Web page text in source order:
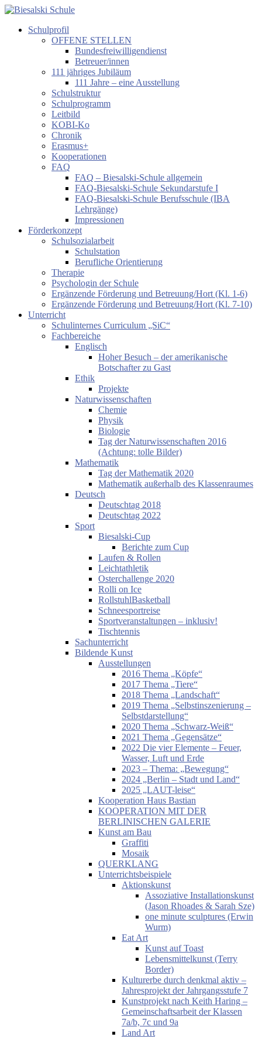
Zum
springen
Biesalski
Förderzentrum
körperliche
motorische
Entwicklung
Schulprofil
OFFENE STELLEN
Bundesfreiwilligendienst
Betreuer/innen
111 jähriges Jubiläum
111 Jahre – eine Ausstellung
Schulstruktur
Schulprogramm
Leitbild
KOBI-Ko
Chronik
Erasmus+
Kooperationen
FAQ
FAQ – Biesalski-Schule allgemein
FAQ-Biesalski-Schule Sekundarstufe I
FAQ-Biesalski-Schule Berufsschule (IBA
Lehrgänge)
Impressionen
Förderkonzept
Schulsozialarbeit
Schulstation
Berufliche Orientierung
Therapie
Psychologin der Schule
Ergänzende Förderung und Betreuung/Hort (Kl. 1-6)
Ergänzende Förderung und Betreuung/Hort (Kl. 7-10)
Unterricht
Schulinternes Curriculum „SiC“
Fachbereiche
Englisch
Hoher Besuch – der amerikanische
Botschafter zu Gast
Ethik
Projekte
Naturwissenschaften
Chemie
Physik
Biologie
Tag der Naturwissenschaften 2016
(Achtung: tolle Bilder)
Mathematik
Tag der Mathematik 2020
Mathematik außerhalb des Klassenraumes
Deutsch
Deutschtag 2018
Deutschtag 2022
Sport
Biesalski-Cup
Berichte zum Cup
Laufen & Rollen
Leichtathletik
Osterchallenge 2020
Rolli on Ice
RollstuhlBasketball
Schneesportreise
Sportveranstaltungen – inklusiv!
Tischtennis
Sachunterricht
Bildende Kunst
Ausstellungen
2016 Thema „Köpfe“
2017 Thema „Tiere“
2018 Thema „Landschaft“
2019 Thema „Selbstinszenierung –
Selbstdarstellung“
2020 Thema „Schwarz-Weiß“
2021 Thema „Gegensätze“
2022 Die vier Elemente – Feuer,
Wasser, Luft und Erde
2023 – Thema: „Bewegung“
2024 „Berlin – Stadt und Land“
2025 „LAUT-leise“
Kooperation Haus Bastian
KOOPERATION MIT DER
BERLINISCHEN GALERIE
Kunst am Bau
Graffiti
Mosaik
QUERKLANG
Unterrichtsbeispiele
Aktionskunst
Assoziative Installationskunst
(Jason Rhoades & Sarah Sze)
one minute sculptures (Erwin
Wurm)
Eat Art
Kunst auf Toast
Lebensmittelkunst (Terry
Border)
Kulturerbe durch denkmal aktiv –
Jahresprojekt der Jahrgangsstufe 7
Kunstprojekt nach Keith Haring –
Gemeinschaftsarbeit der Klassen
7a/b, 7c und 9a
Land Art